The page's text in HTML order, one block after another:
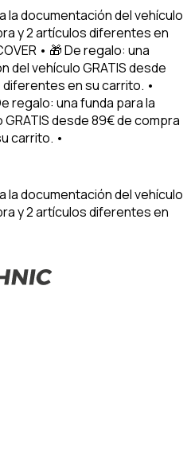
la documentación del vehículo
y 2 artículos diferentes en
• 🎁 De regalo: una
del vehículo GRATIS desde
en su carrito. •
regalo: una funda para la
desde 89€ de compra
carrito. •
la documentación del vehículo
y 2 artículos diferentes en